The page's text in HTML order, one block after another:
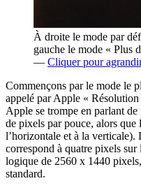
À droite le mode par
gauche le mode « Plus
— Cliquer pour
Commençons par le mode le
appelé par Apple « Résolution
Apple se trompe en parlant
de pixels par pouce, alors
l’horizontale et à la verticale).
correspond à quatre pixels
logique de 2560 x 1440
standard.